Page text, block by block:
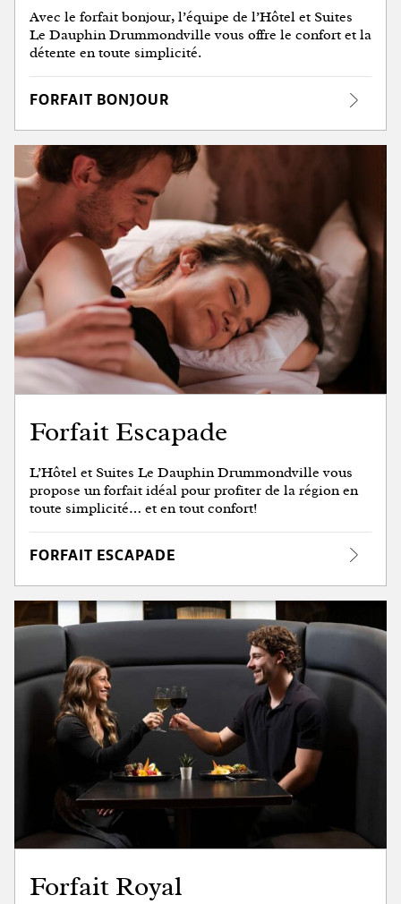
Avec le forfait bonjour, l’équipe de l’Hôtel et Suites
Le Dauphin Drummondville vous offre le confort et la
détente en toute simplicité.
FORFAIT BONJOUR
Forfait Escapade
L’Hôtel et Suites Le Dauphin Drummondville vous
propose un forfait idéal pour profiter de la région en
toute simplicité… et en tout confort!
FORFAIT ESCAPADE
Forfait Royal